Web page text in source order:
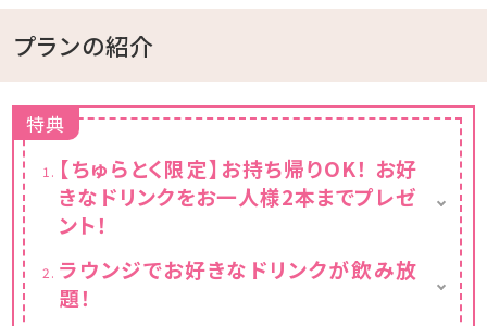
プランの紹介
特典
【ちゅらとく限定】お持ち帰りOK！ お好
きなドリンクをお一人様2本までプレゼ
ント！
その場でお楽しみいただくのはもちろん、お土
産としてお持ち帰りいただくことも可能です♪
ラウンジでお好きなドリンクが飲み放
題！